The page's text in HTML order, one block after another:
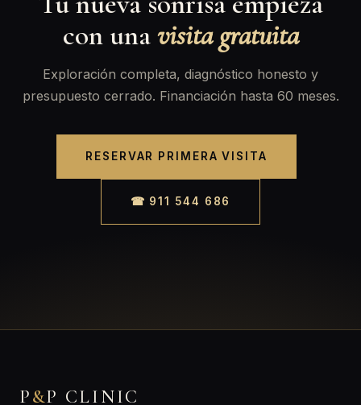
con unavisita gratuita
Exploración completa, diagnóstico honesto y
presupuesto cerrado. Financiación hasta 60 meses.
RESERVAR PRIMERA VISITA
☎ 911 544 686
P&P CLINIC